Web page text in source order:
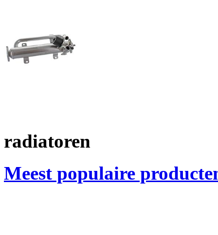
radiatoren
Meest populaire